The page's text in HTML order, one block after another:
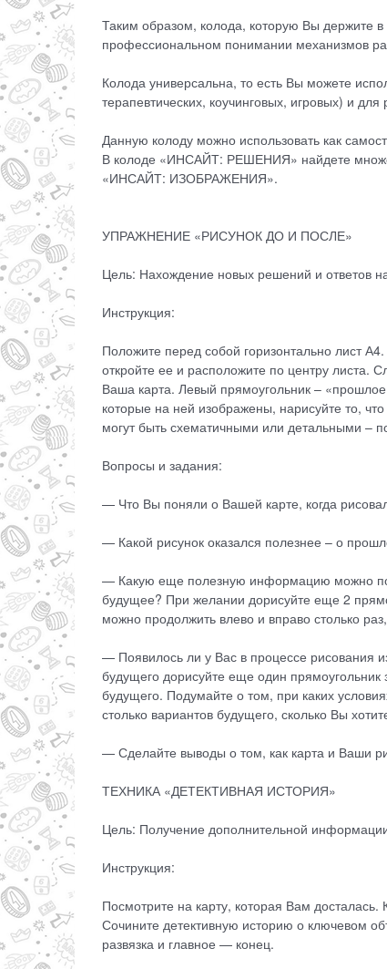
Таким образом, колода, которую Вы держите
профессиональном понимании механизмов
Колода универсальна, то есть Вы можете
терапевтических, коучинговых, игровых) и
Данную колоду можно использовать как
В колоде «ИНСАЙТ: РЕШЕНИЯ» найдете
«ИНСАЙТ: ИЗОБРАЖЕНИЯ».
УПРАЖНЕНИЕ «РИСУНОК ДО И ПОСЛЕ»
Цель: Нахождение новых решений и ответов
Инструкция:
Положите перед собой горизонтально лист
откройте ее и расположите по центру листа.
Ваша карта. Левый прямоугольник –
которые на ней изображены, нарисуйте то,
могут быть схематичными или детальными –
Вопросы и задания:
— Что Вы поняли о Вашей карте, когда
— Какой рисунок оказался полезнее – о
— Какую еще полезную информацию можно
будущее? При желании дорисуйте еще 2
можно продолжить влево и вправо столько
— Появилось ли у Вас в процессе рисования
будущего дорисуйте еще один прямоугольник
будущего. Подумайте о том, при каких
столько вариантов будущего, сколько Вы
— Сделайте выводы о том, как карта и Ваши
ТЕХНИКА «ДЕТЕКТИВНАЯ ИСТОРИЯ»
Цель: Получение дополнительной
Инструкция:
Посмотрите на карту, которая Вам
Сочините детективную историю о ключевом
развязка и главное — конец.